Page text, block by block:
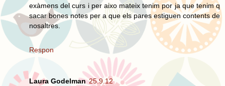
exàmens del curs i per aixo mateix tenim por ja que tenim q
sacar bones notes per a que els pares estiguen contents de
nosaltres.
Respon
Laura Godelman 25.9.12